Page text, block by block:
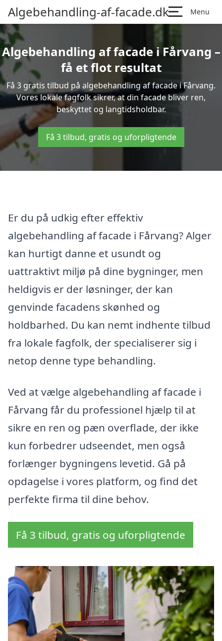
Algebehandling-af-facade.dk Menu
Algebehandling af facade i Fårvang –
få et flot resultat
Få 3 gratis tilbud på algebehandling af facade i Fårvang.
Vores lokale fagfolk sikrer, at din facade bliver ren,
beskyttet og langtidsholdbar.
Få 3 tilbud, gratis og uforpligtende
Er du på udkig efter effektiv
algebehandling af facade i Fårvang? Alger
kan hurtigt danne et usundt og
uattraktivt miljø på dine bygninger, men
heldigvis er der løsninger, der kan
genvinde facadens skønhed og
holdbarhed. Du kan nemt indhente tilbud
fra lokale fagfolk, der specialiserer sig i
netop denne type behandling.
Ved at vælge algebehandling af facade i
Fårvang får du professionel hjælp til at
sikre en ren og pæn overflade, der ikke
kun forbedrer udseendet, men også
forlænger bygningens levetid. Gå på
opdagelse i vores platform, og find det
perfekte firma til dine behov.
Få 3 tilbud, gratis og uforpligtende